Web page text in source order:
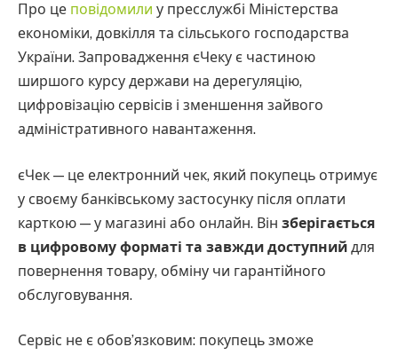
Про це повідомили у пресслужбі Міністерства
економіки, довкілля та сільського господарства
України. Запровадження єЧеку є частиною
ширшого курсу держави на дерегуляцію,
цифровізацію сервісів і зменшення зайвого
адміністративного навантаження.
єЧек — це електронний чек, який покупець отримує
у своєму банківському застосунку після оплати
карткою — у магазині або онлайн. Він зберігається
в цифровому форматі та завжди доступний для
повернення товару, обміну чи гарантійного
обслуговування.
Сервіс не є обов’язковим: покупець зможе